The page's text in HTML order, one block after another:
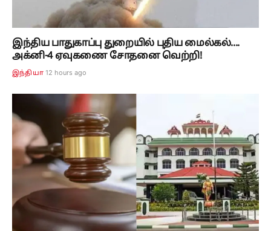
இந்திய பாதுகாப்பு துறையில் புதிய மைல்கல்....
அக்னி-4 ஏவுகணை சோதனை வெற்றி!
இந்தியா 12 hours ago